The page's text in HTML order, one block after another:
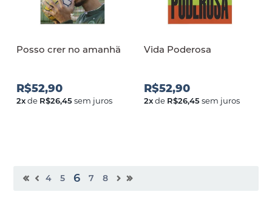
Posso crer no amanh
R$52,90
2xde R$26,45sem juros
Vida Poderosa
R$52,90
2xde R$26,45sem juros
4 5 6 7 8